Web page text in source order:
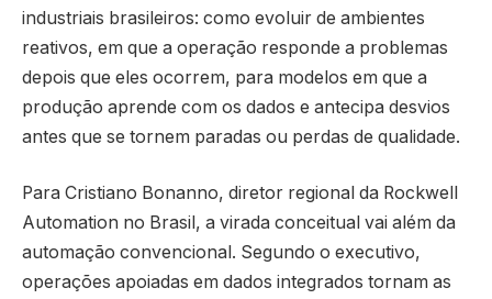
industriais brasileiros: como evoluir de ambientes
reativos, em que a operação responde a problemas
depois que eles ocorrem, para modelos em que a
produção aprende com os dados e antecipa desvios
antes que se tornem paradas ou perdas de qualidade.
Para Cristiano Bonanno, diretor regional da Rockwell
Automation no Brasil, a virada conceitual vai além da
automação convencional. Segundo o executivo,
operações apoiadas em dados integrados tornam as